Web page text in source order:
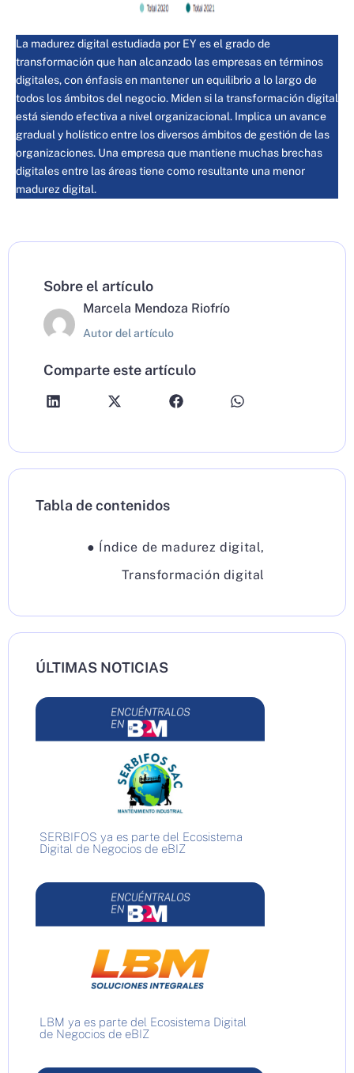
La madurez digital estudiada por EY es el grado de
transformación que han alcanzado las empresas en términos
digitales, con énfasis en mantener un equilibrio a lo largo de
todos los ámbitos del negocio. Miden si la transformación digital
está siendo efectiva a nivel organizacional. Implica un avance
gradual y holístico entre los diversos ámbitos de gestión de las
organizaciones. Una empresa que mantiene muchas brechas
digitales entre las áreas tiene como resultante una menor
madurez digital.
Sobre el artículo
Marcela Mendoza Riofrío
Autor del artículo
Comparte este artículo
Tabla de contenidos
● Índice de madurez digital,
Transformación digital
ÚLTIMAS NOTICIAS
SERBIFOS ya es parte del Ecosistema
Digital de Negocios de eBIZ
LBM ya es parte del Ecosistema Digital
de Negocios de eBIZ